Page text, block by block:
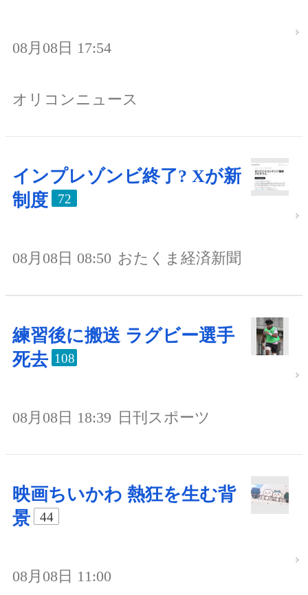
08月08日 17:54
オリコンニュース
インプレゾンビ終了? Xが新
制度
72
08月08日 08:50 おたくま経済新聞
練習後に搬送 ラグビー選手
死去 108
08月08日 18:39 日刊スポーツ
映画ちいかわ 熱狂を生む背
景
44
08月08日 11:00